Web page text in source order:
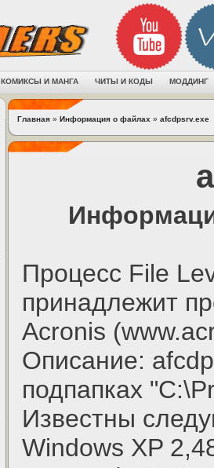
КОМИКСЫ И МАНГА ЧИТЫ И КОДЫ МОДДИНГ
Главная » Информация о файлах » afcdpsrv.exe
Процесс File
принадлежит
Acronis
Описание:
подпапках
Известны
Windows XP